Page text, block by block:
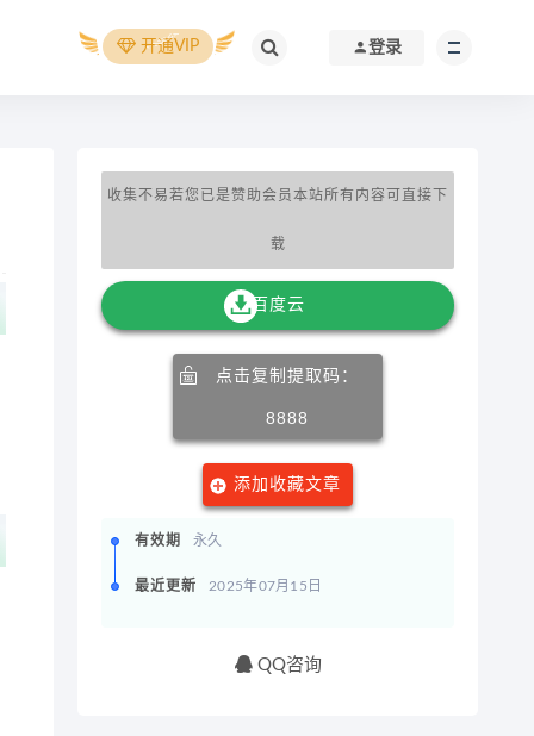
开通VIP 登录
收集不易若您已是赞助会员本站所有内容可直接下
载
百度云
点击复制提取码：
8888
添加收藏文章
有效期 永久
最近更新 2025年07月15日
QQ咨询